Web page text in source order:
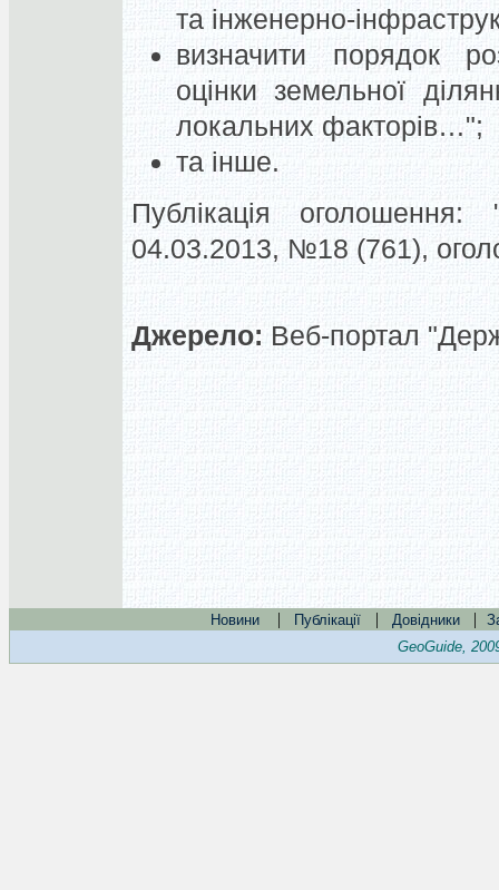
та інженерно-
визначити порядок
оцінки земельної
локальних факторів…";
та інше.
Публікація оголошення:
04.03.2013, №18 (761),
Джерело: Веб-портал
Новини | Публікації | Довідники |
GeoGuide,